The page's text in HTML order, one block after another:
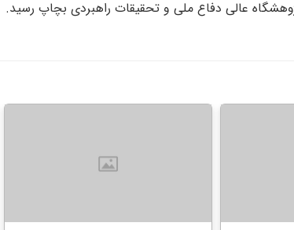
عالی دفاع ملی و تحقیقات راهبردی بچاپ رسید.